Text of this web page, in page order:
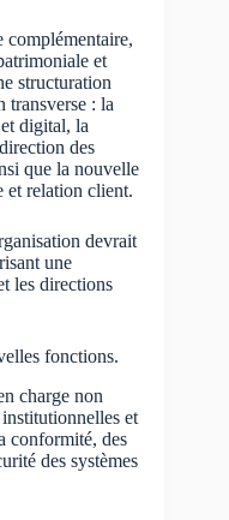
complémentaire,
et
structuration
transverse : la
digital, la
des
que la nouvelle
et relation client.
devrait
une
les directions
fonctions.
charge non
et
conformité, des
des systèmes